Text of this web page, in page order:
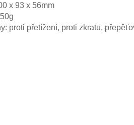
x 93 x 56mm
proti přetížení, proti zkratu,